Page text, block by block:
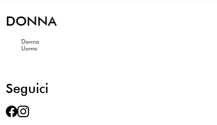
DONNA
Donna
Uomo
Seguici